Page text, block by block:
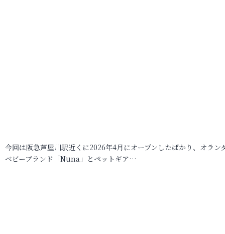
今回は阪急芦屋川駅近くに2026年4月にオープンしたばかり、オラン
ベビーブランド「Nuna」とペットギア…